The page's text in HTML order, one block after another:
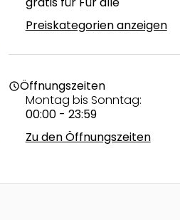
Preiskategorien anzeigen
scheduleÖffnungszeiten
Montag bis Sonntag:
00:00 - 23:59
Zu den Öffnungszeiten